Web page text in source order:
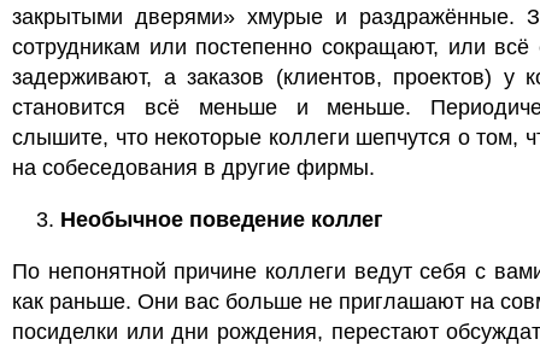
закрытыми дверями» хмурые и раздражённые.
сотрудникам или постепенно сокращают, или всё
задерживают, а заказов (клиентов, проектов) у
становится всё меньше и меньше.
слышите, что некоторые коллеги шепчутся о том,
на собеседования в другие фирмы.
Необычное поведение коллег
По непонятной причине коллеги ведут себя с
как раньше. Они вас больше не приглашают на
посиделки или дни рождения, перестают